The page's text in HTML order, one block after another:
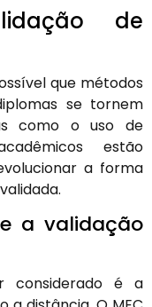
de
que métodos
se tornem
como o uso de
estão
a forma
a validação
considerado é a